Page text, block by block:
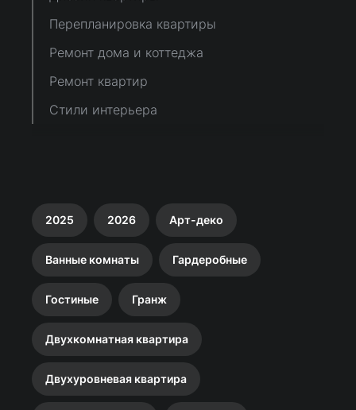
Перепланировка квартиры
Ремонт дома и коттеджа
Ремонт квартир
Стили интерьера
2025 2026 Арт-деко
Ванные комнаты Гардеробные
Гостиные Гранж
Двухкомнатная квартира
Двухуровневая квартира